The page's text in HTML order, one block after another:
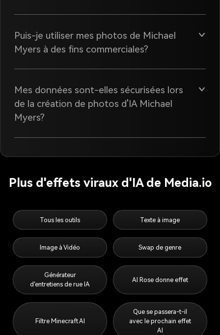
Puis-je utiliser mes photos de Michael
Myers à des fins commerciales?
Mes données sont-elles sécurisées lors
de la création de photos d'IA Michael
Myers?
Plus d'effets viraux d'IA de Media.io
Tous les outils Texte à image
Image à Vidéo Swap de genre
Générateur
d'entretiens de rue IA
AI Rose donne effet
Filtre Minecraft AI
Que se passera-t-il
avec le prochain effet
AI